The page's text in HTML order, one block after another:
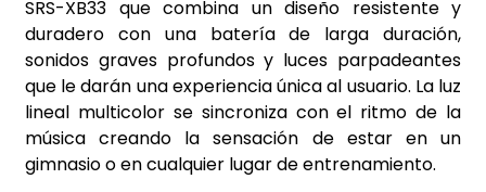
SRS-XB33 que combina un diseño resistente y
duradero con una batería de larga duración,
sonidos graves profundos y luces parpadeantes
que le darán una experiencia única al usuario. La luz
lineal multicolor se sincroniza con el ritmo de la
música creando la sensación de estar en un
gimnasio o en cualquier lugar de entrenamiento.